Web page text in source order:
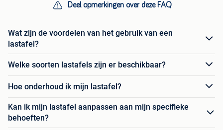
Deel opmerkingen over deze FAQ
Wat zijn de voordelen van het gebruik van een
lastafel?
Welke soorten lastafels zijn er beschikbaar?
Hoe onderhoud ik mijn lastafel?
Kan ik mijn lastafel aanpassen aan mijn specifieke
behoeften?